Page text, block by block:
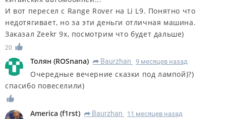
И вот пересел с Range Rover на Li L9. Понятно что
недотягивает, но за эти деньги отличная машина.
Заказал Zeekr 9x, посмотрим что будет дальше)
20
Толян (ROSnana) R Baurzhan 9 месяцев назад
Очередные вечерние сказки под лампой)?)
спасибо повеселили)
America (f1rst) R Baurzhan 11 месяцев назад